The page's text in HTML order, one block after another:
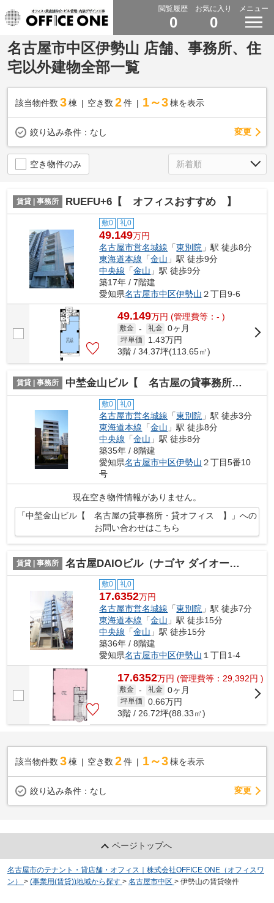
閲覧履歴
0
お気に入り
0
メニュー
名古屋市中区伊勢山 店舗、事務所、住
宅以外建物全部一覧
該当物件数 3棟 空き数 2 件 1～3 棟を表示
絞り込み条件： なし 変更
空き物件のみ
賃貸 | 事務所 RUEFU+6【 オフィスおすすめ 】
敷0 礼0
49.149万円
名古屋市営名城線 「東別院 」駅 徒歩8分
東海道本線 「金山 」駅 徒歩9分
中央線 「金山 」駅 徒歩9分
築17年 / 7階建
愛知県名古屋市中区伊勢山 ２丁目9-6
49.149万円 (管理費等：- )
敷金 - 礼金 0ヶ月
坪単価 1.43万円
3階 / 34.37坪(113.65㎡)
賃貸 | 事務所 中埜金山ビル【 名古屋の貸事務所・貸オフィス 】
敷0 礼0
名古屋市営名城線 「東別院 」駅 徒歩3分
東海道本線 「金山 」駅 徒歩8分
中央線 「金山 」駅 徒歩8分
築35年 / 8階建
愛知県名古屋市中区伊勢山 ２丁目5番10
号
現在空き物件情報がありません。
「中埜金山ビル【 名古屋の貸事務所・貸オフィス 】」への
お問い合わせはこちら
賃貸 | 事務所 名古屋DAIOビル（ナゴヤ ダイオービル）【 名古屋の貸事務所・貸オフィス 】
敷0 礼0
17.6352万円
名古屋市営名城線 「東別院 」駅 徒歩7分
東海道本線 「金山 」駅 徒歩15分
中央線 「金山 」駅 徒歩15分
築36年 / 8階建
愛知県名古屋市中区伊勢山 １丁目1-4
17.6352万円 (管理費等：29,392円 )
敷金 - 礼金 0ヶ月
坪単価 0.66万円
3階 / 26.72坪(88.33㎡)
該当物件数 3棟 空き数 2 件 1～3 棟を表示
絞り込み条件： なし 変更
ページトップへ
名古屋市のテナント・貸店舗・オフィス｜株式会社OFFICE ONE（オフィスワ
ン）
> (事業用(賃貸))地域から探す > 名古屋市中区 > 伊勢山の賃貸物件